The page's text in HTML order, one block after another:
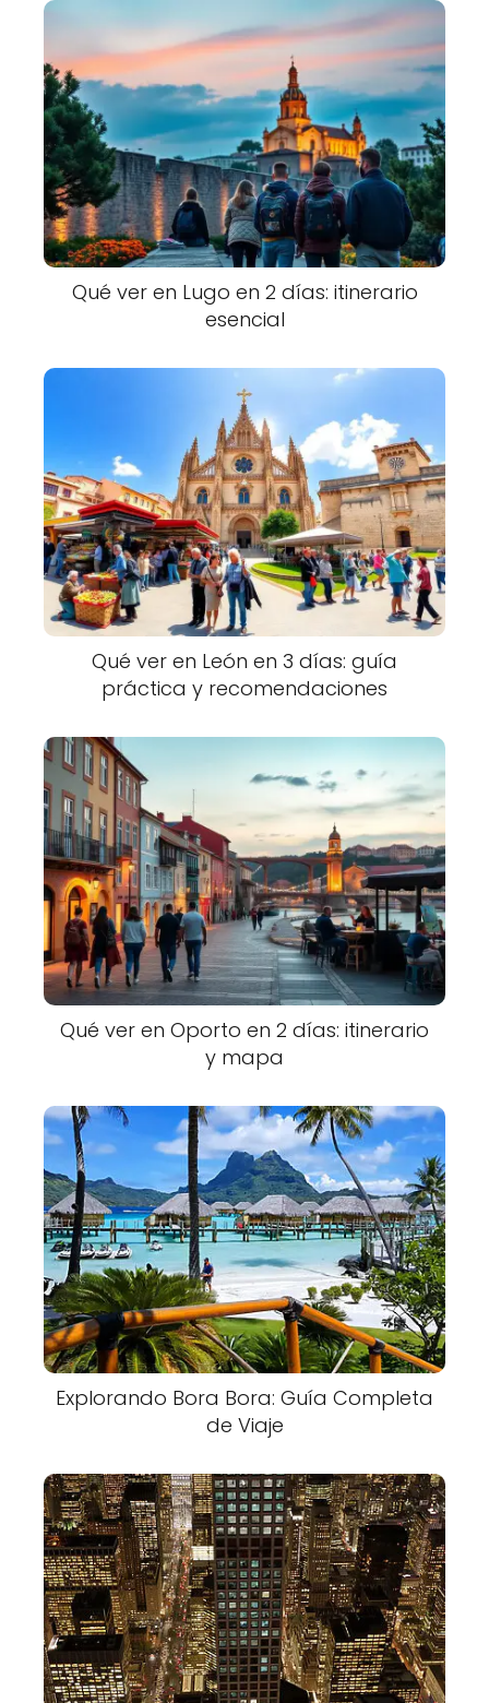
Qué ver en Lugo en 2 días: itinerario
esencial
Qué ver en León en 3 días: guía
práctica y recomendaciones
Qué ver en Oporto en 2 días: itinerario
y mapa
Explorando Bora Bora: Guía Completa
de Viaje